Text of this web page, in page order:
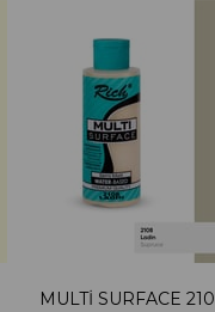
MULTİ SURFACE